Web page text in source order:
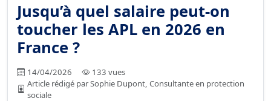
Jusqu’à quel salaire peut-on
toucher les APL en 2026 en
France ?
14/04/2026
133 vues
Article rédigé par Sophie Dupont, Consultante en protection
sociale